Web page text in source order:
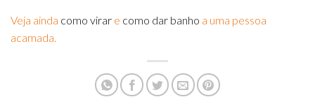
Veja ainda como virar e como dar banho a uma pessoa
acamada.